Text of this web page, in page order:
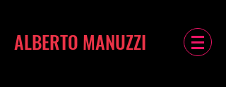
ALBERTO MANUZZI